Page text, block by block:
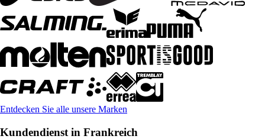
Entdecken Sie alle unsere Marken
Kundendienst in Frankreich